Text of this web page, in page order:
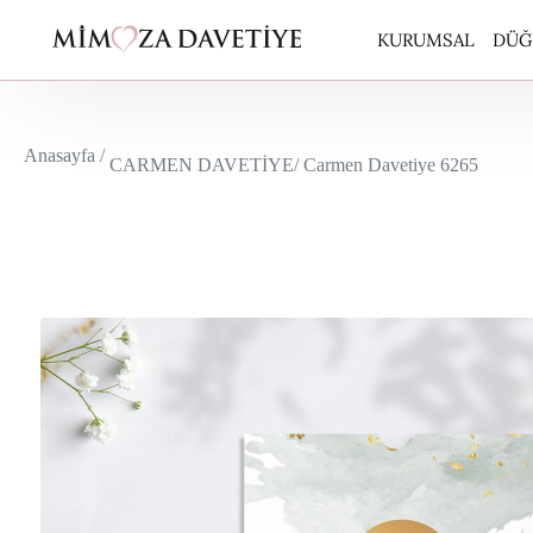
KURUMSAL
Anasayfa /CARMEN DAVETİYE/ Carmen Davetiye 6265